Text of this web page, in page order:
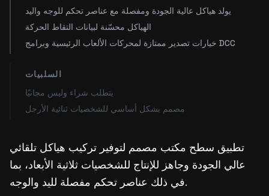
يولد هياكل عالية الجودة ومفصلة مع عناصر تحكم للوجه واليد
الهياكل محسّنة لبيانات التقاط الحركة
خيارات تصدير ممتازة لمحركات الألعاب الرئيسية وبرامج DCC
السلبيات
يتطلب شراء وليس مجانيًا
مصمم بشكل أساسي للشخصيات ثنائية الأرجل
تطبيق سطح مكتب مصمم لتوفير تركيب هياكل تلقائي
عالي الجودة وجاهز للإنتاج للشخصيات ثلاثية الأبعاد، بما
في ذلك عناصر تحكم مفصلة لليد والوجه.